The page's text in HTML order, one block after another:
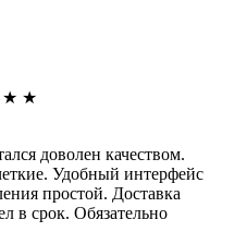
★ ★
доволен качеством.
Удобный интерфейс
простой. Доставка
в срок. Обязательно